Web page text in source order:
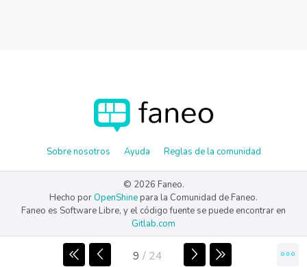
9 / 24
Sobre nosotros Ayuda Reglas de la comunidad
© 2026 Faneo.
Hecho por OpenShine para la Comunidad de Faneo.
Faneo es Software Libre, y el código fuente se puede encontrar en
Gitlab.com